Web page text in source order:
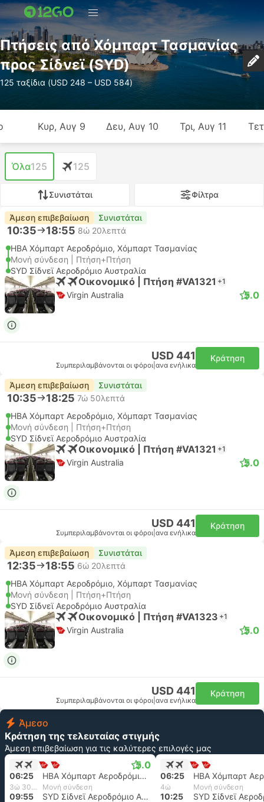
Πτήσεις από Χόμπαρτ Τασμανίας
προς Σίδνεϊ (SYD)
125 ταξίδια (USD 248 – USD 584)
Κυρ, Αυγ 9 Δευ, Αυγ 10 Τρι, Αυγ 11
Όλα125 125
Συνιστάται Φίλτρα
Άμεση επιβεβαίωση Συνιστάται
10:35 18:55 8ώ 20λεπτά
HBA Χόμπαρτ Αεροδρόμιο, Χόμπαρτ Τασμανίας
Μονή σύνδεση | Πτήση+Πτήση
SYD Σίδνεϊ Αεροδρόμιο Αυστραλία
Οικονομικό | Πτήση #VA1321 +1
Virgin Australia 5.0
USD 441
Συμπεριλαμβάνονται οι φόροι ανα ενήλικα
Κράτηση
Άμεση επιβεβαίωση Συνιστάται
10:35 18:25 7ώ 50λεπτά
HBA Χόμπαρτ Αεροδρόμιο, Χόμπαρτ Τασμανίας
Μονή σύνδεση | Πτήση+Πτήση
SYD Σίδνεϊ Αεροδρόμιο Αυστραλία
Οικονομικό | Πτήση #VA1321 +1
Virgin Australia 5.0
USD 441
Συμπεριλαμβάνονται οι φόροι ανα ενήλικα
Κράτηση
Άμεση επιβεβαίωση Συνιστάται
12:35 18:55 6ώ 20λεπτά
HBA Χόμπαρτ Αεροδρόμιο, Χόμπαρτ Τασμανίας
Μονή σύνδεση | Πτήση+Πτήση
SYD Σίδνεϊ Αεροδρόμιο Αυστραλία
Οικονομικό | Πτήση #VA1323 +1
Virgin Australia 5.0
USD 441
Συμπεριλαμβάνονται οι φόροι ανα ενήλικα
Κράτηση
Άμεσο
Κράτηση της τελευταίας στιγμής
Άμεση επιβεβαίωση για τις καλύτερες επιλογές μας
5.0
06:25 HBA Χόμπαρτ Αεροδρόμιο, Χόμπαρτ Τασμανίας
3ώ 30λεπτά Μονή σύνδεση
09:55 SYD Σίδνεϊ Αεροδρόμιο Αυστραλία
06:25
4ώ Μονή σύνδεση
10:25